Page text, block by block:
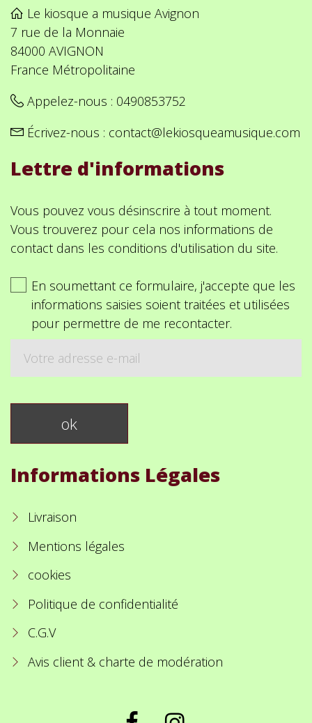
Le kiosque a musique Avignon
7 rue de la Monnaie
84000 AVIGNON
France Métropolitaine
Appelez-nous : 0490853752
Écrivez-nous : contact@lekiosqueamusique.com
Lettre d'informations
Vous pouvez vous désinscrire à tout moment.
Vous trouverez pour cela nos informations de
contact dans les conditions d'utilisation du site.
En soumettant ce formulaire, j'accepte que les
informations saisies soient traitées et utilisées
pour permettre de me recontacter.
Informations Légales
Livraison
Mentions légales
cookies
Politique de confidentialité
C.G.V
Avis client & charte de modération